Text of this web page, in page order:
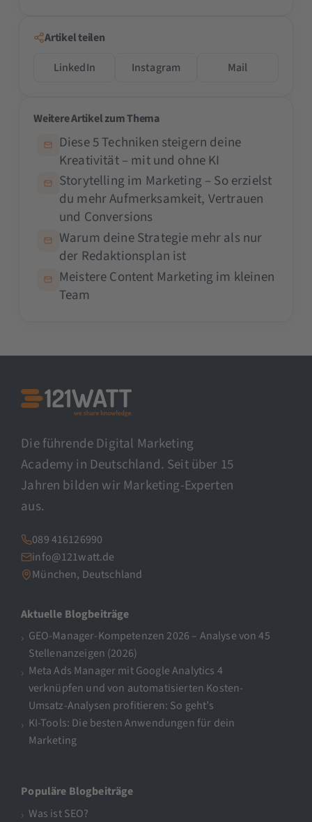
Artikel teilen
LinkedIn
Instagram Mail
Weitere Artikel zum Thema
Diese 5 Techniken steigern deine
Kreativität – mit und ohne KI
Storytelling im Marketing – So erzielst
du mehr Aufmerksamkeit, Vertrauen
und Conversions
Warum deine Strategie mehr als nur
der Redaktionsplan ist
Meistere Content Marketing im kleinen
Team
Die führende Digital Marketing
Academy in Deutschland. Seit über 15
Jahren bilden wir Marketing-Experten
aus.
089 416126990
info@121watt.de
München, Deutschland
Aktuelle Blogbeiträge
GEO-Manager-Kompetenzen 2026 – Analyse von 45
Stellenanzeigen (2026)
Meta Ads Manager mit Google Analytics 4
verknüpfen und von automatisierten Kosten-
Umsatz-Analysen profitieren: So geht’s
KI-Tools: Die besten Anwendungen für dein
Marketing
Populäre Blogbeiträge
Was ist SEO?